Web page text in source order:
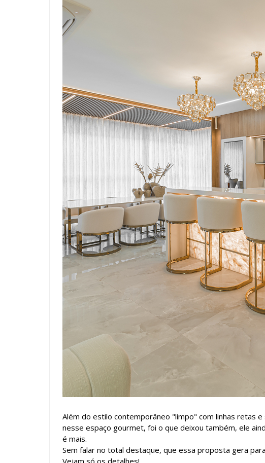
Além do estilo contemporâneo "limpo" com linhas retas
nesse espaço gourmet, foi o que deixou também, ele
é mais.
Sem falar no total destaque, que essa proposta gera
Vejam só os detalhes!